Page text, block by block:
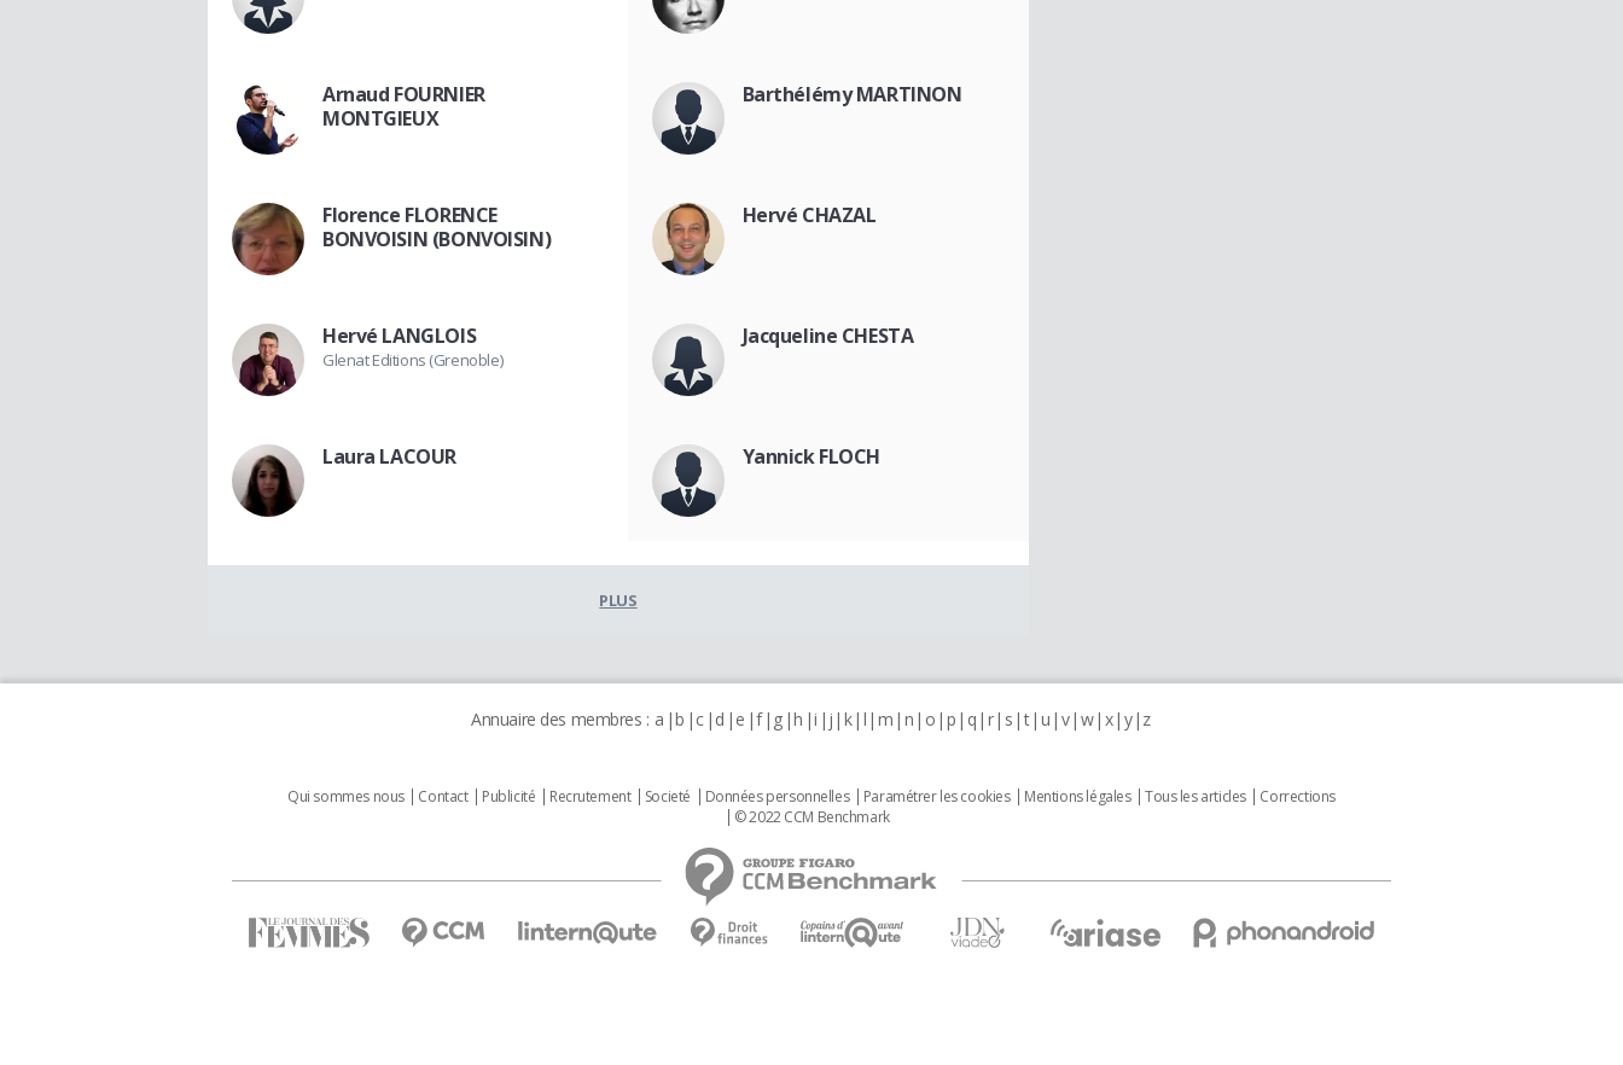
Arnaud FOURNIER
MONTGIEUX
Barthélémy MARTINON
Florence FLORENCE
BONVOISIN (BONVOISIN)
Hervé CHAZAL
Hervé LANGLOIS
Glenat Editions (Grenoble)
Jacqueline CHESTA
Laura LACOUR Yannick FLOCH
PLUS
Annuaire des membres : a b c d e f g h i j k l m n o p q r s t u v w x y z
Qui sommes nous Contact Publicité Recrutement Societé Données personnelles Paramétrer les cookies Mentions légales Tous les articles
Corrections
© 2022 CCM Benchmark